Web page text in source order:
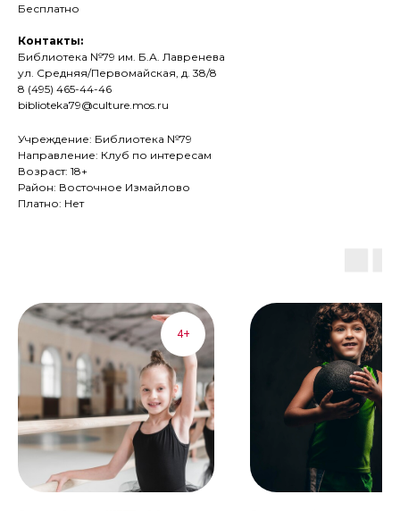
Бесплатно
Контакты:
Библиотека №79 им. Б.А. Лавренева
ул. Средняя/Первомайская, д. 38/8
8 (495) 465-44-46
biblioteka79@culture.mos.ru
Учреждение: Библиотека №79
Направление: Клуб по интересам
Возраст: 18+
Район: Восточное Измайлово
Платно: Нет
4+